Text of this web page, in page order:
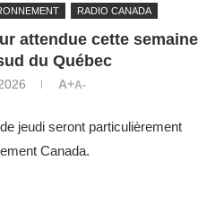
RADIO CANADA
attendue cette semaine
du Québec
A+A-
jeudi seront particulièrement
Canada.